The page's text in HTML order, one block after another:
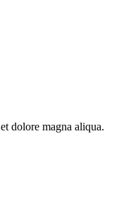
dolore magna aliqua.